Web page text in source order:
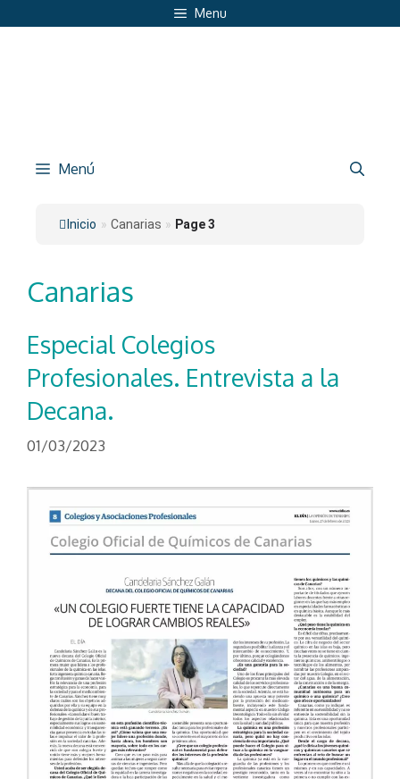
al
Menu
Menú
Inicio » Canarias » Page 3
Canarias
Especial Colegios
Profesionales. Entrevista a la
Decana.
01/03/2023